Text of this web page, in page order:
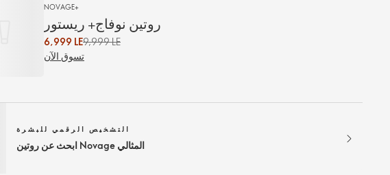
NOVAGE+
روتين نوفاج+ ريستور
6,999 LE9,999 LE
تسوق الآن
التشخيص الرقمي للبشرة
ابحث عن روتين Novage المثالي